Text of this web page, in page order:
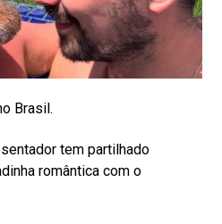
Brasil.
tem partilhado
romântica com o